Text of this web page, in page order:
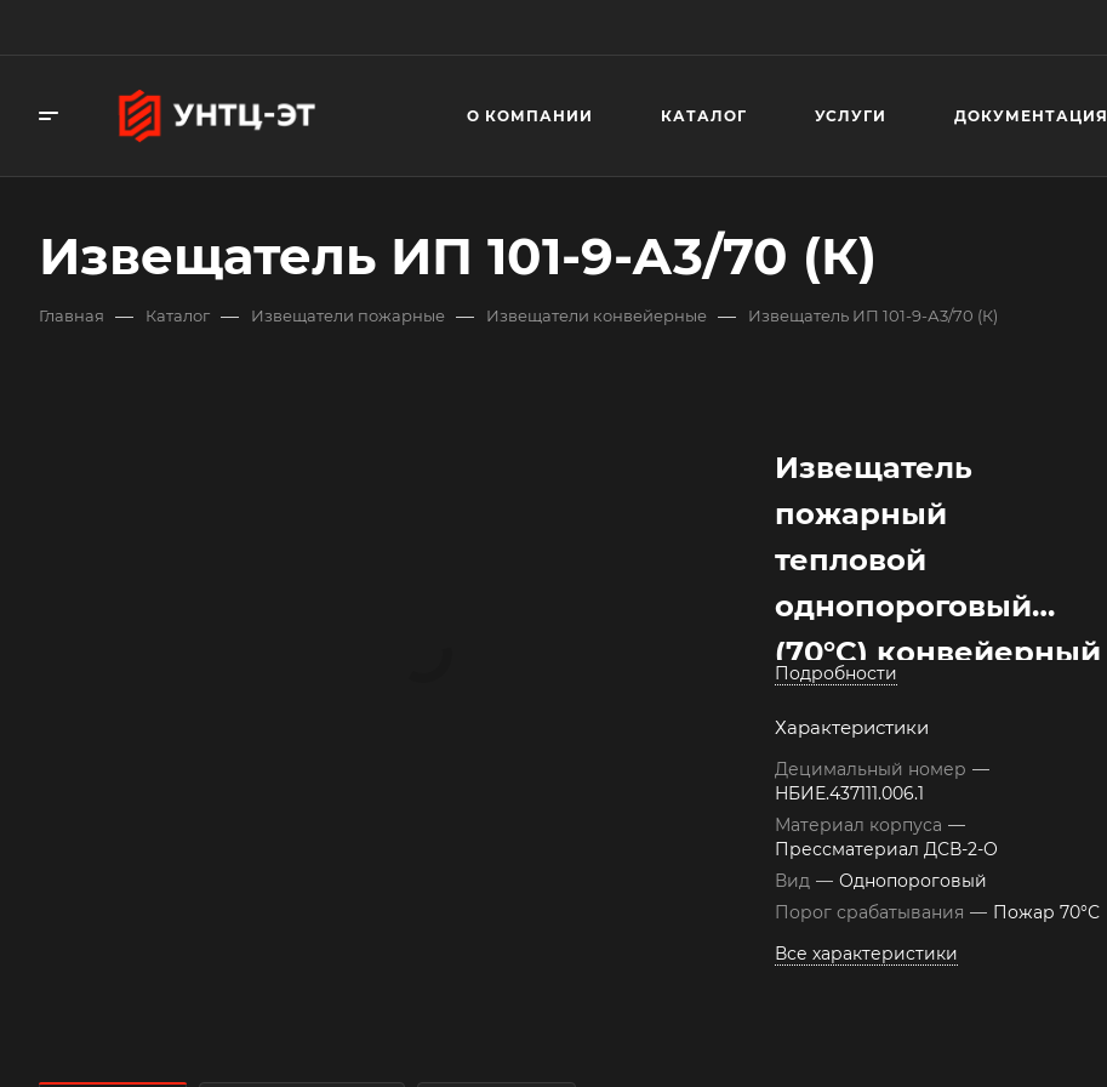
О КОМПАНИИ КАТАЛОГ УСЛУГИ ДОКУМЕНТАЦИЯ
Извещатель ИП 101-9-А3/70 (К)
Главная — Каталог — Извещатели пожарные — Извещатели конвейерные — Извещатель ИП 101-9-А3/70 (К)
Извещатель
пожарный
тепловой
однопороговый
(70°С) конвейерный
Подробности
Характеристики
Децимальный номер —
НБИЕ.437111.006.1
Материал корпуса —
Прессматериал ДСВ-2-О
Вид — Однопороговый
Порог срабатывания — Пожар 70°С
Все характеристики